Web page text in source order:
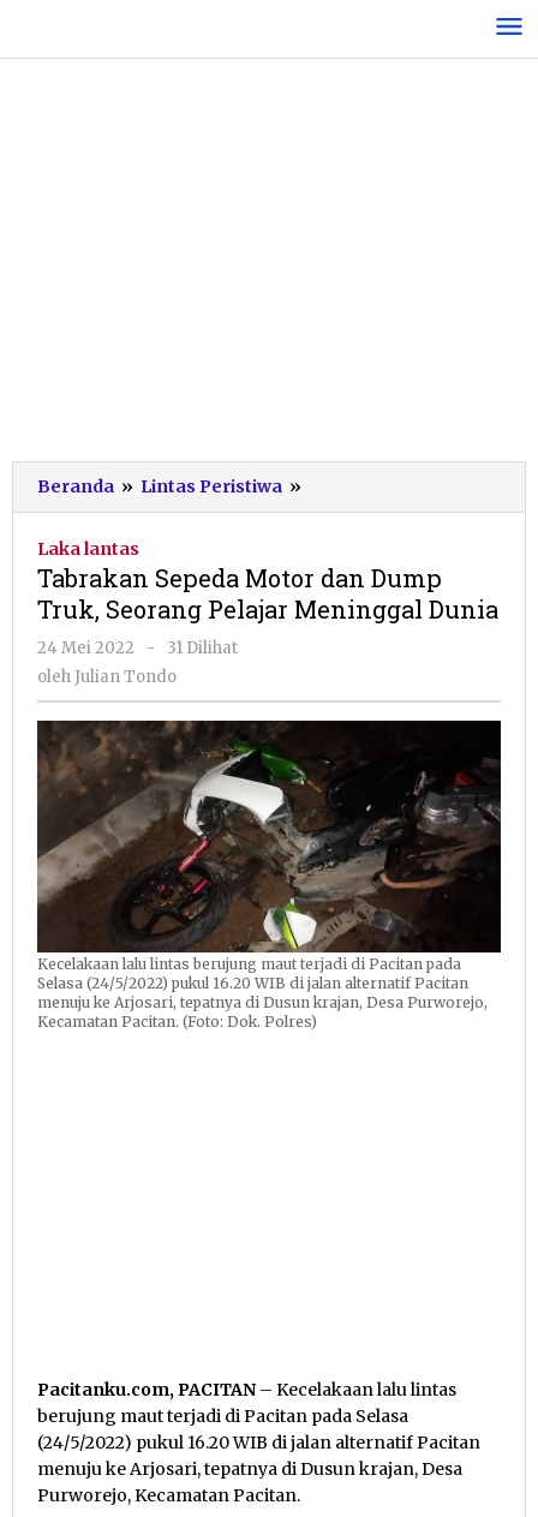
konten
Beranda » Lintas Peristiwa »
Sepeda
Dump
Truk,
Laka lantas
Tabrakan Sepeda Motor dan Dump
Truk, Seorang Pelajar Meninggal Dunia
24 Mei 2022
oleh
Julian
-
31 Dilihat
oleh Julian Tondo
Kecelakaan lalu lintas berujung maut terjadi di Pacitan pada
Selasa (24/5/2022) pukul 16.20 WIB di jalan alternatif Pacitan
menuju ke Arjosari, tepatnya di Dusun krajan, Desa Purworejo,
Kecamatan Pacitan. (Foto: Dok. Polres)
Pacitanku.com, PACITAN – Kecelakaan lalu lintas
berujung maut terjadi di Pacitan pada Selasa
(24/5/2022) pukul 16.20 WIB di jalan alternatif Pacitan
menuju ke Arjosari, tepatnya di Dusun krajan, Desa
Purworejo, Kecamatan Pacitan.